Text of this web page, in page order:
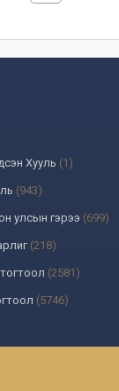
Хууль (1)
(943)
улсын гэрээ (699)
(218)
(2581)
(5746)